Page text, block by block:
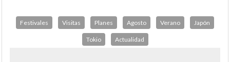
Festivales Visitas Planes Agosto Verano Japón
Tokio Actualidad